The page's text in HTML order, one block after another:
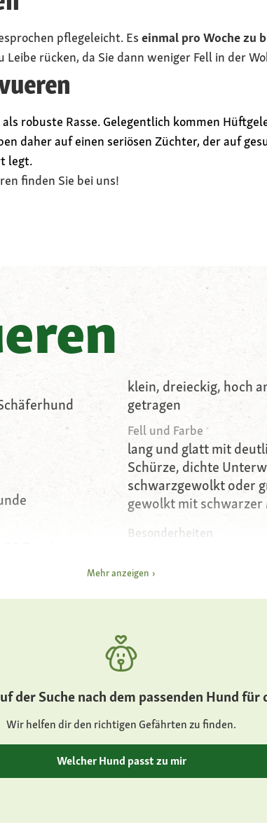
pflegeleicht. Es einmal pro Woche zu
rücken, da Sie dann weniger Fell in der
robuste Rasse. Gelegentlich kommen
daher auf einen seriösen Züchter, der auf
legt.
finden Sie bei uns!
klein, dreieckig, hoch
getragen
Fell und Farbe
lang und glatt mit
Schürze, dichte
schwarzgewolkt oder
gewolkt mit schwarzer
Besonderheiten
Schäferhundes
Charakter
Pflege
pflegeleicht, einmal pro
ausbürsten
Gesundheit
robuste Rasse, selten
Hüftgelenksdysplasie
Mehr anzeigen
der Suche nach dem passenden Hund für
Wir helfen dir den richtigen Gefährten zu finden.
Welcher Hund passt zu mir